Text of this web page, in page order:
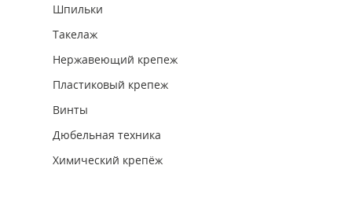
Шпильки
Такелаж
Нержавеющий крепеж
Пластиковый крепеж
Винты
Дюбельная техника
Химический крепёж